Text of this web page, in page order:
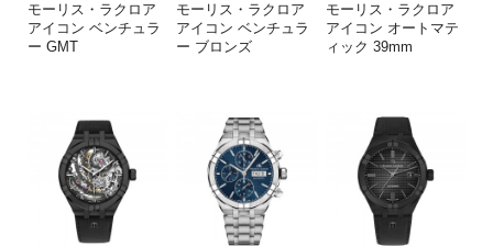
モーリス・ラクロア
アイコン ベンチュラ
ー GMT
モーリス・ラクロア
アイコン ベンチュラ
ー ブロンズ
モーリス・ラクロア
アイコン オートマテ
ィック 39mm